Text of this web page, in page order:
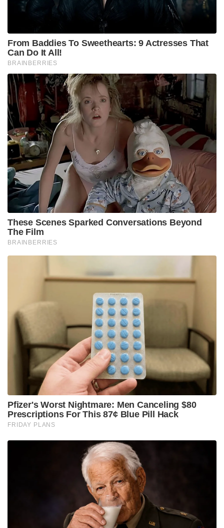
From Baddies To Sweethearts: 9 Actresses That
Can Do It All!
BRAINBERRIES
These Scenes Sparked Conversations Beyond
The Film
BRAINBERRIES
Pfizer's Worst Nightmare: Men Canceling $80
Prescriptions For This 87¢ Blue Pill Hack
FRIDAY PLANS